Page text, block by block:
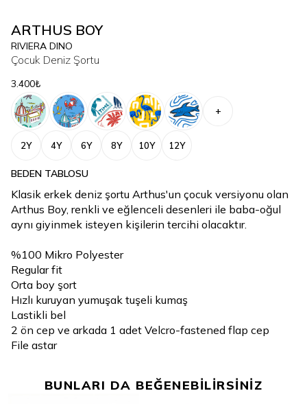
ARTHUS BOY
RIVIERA DINO
Çocuk Deniz Şortu
3.400₺
+
2Y 4Y 6Y 8Y 10Y 12Y
BEDEN TABLOSU
Klasik erkek deniz şortu Arthus'un çocuk versiyonu olan
Arthus Boy, renkli ve eğlenceli desenleri ile baba-oğul
aynı giyinmek isteyen kişilerin tercihi olacaktır.
%100 Mikro Polyester
Regular fit
Orta boy şort
Hızlı kuruyan yumuşak tuşeli kumaş
Lastikli bel
2 ön cep ve arkada 1 adet Velcro-fastened flap cep
File astar
BUNLARI DA BEĞENEBİLİRSİNİZ